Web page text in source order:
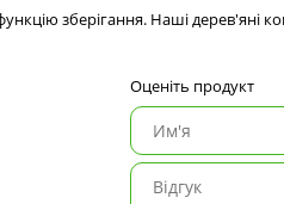
зберігання. Наші дерев'яні
Оценіть продукт